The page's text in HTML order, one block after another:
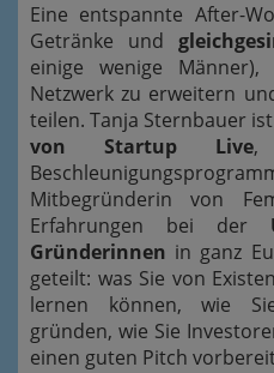
Eine entspannte After-
Getränke und
einige wenige
Netzwerk zu erweitern
teilen. Tanja Sternbauer ist
von Startup Live,
Mitbegründerin von
Erfahrungen bei der
Gründerinnen in ganz
geteilt: was Sie von
lernen können, wie
gründen, wie Sie
einen guten Pitch